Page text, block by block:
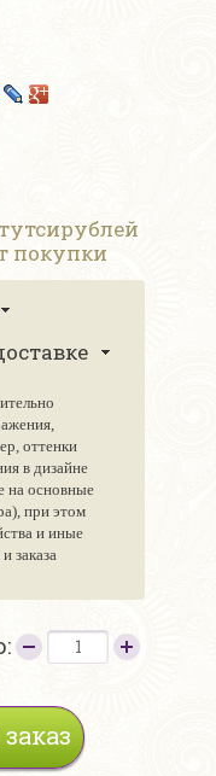
покупки
оттенки
в дизайне
на основные
при этом
и иные
заказа